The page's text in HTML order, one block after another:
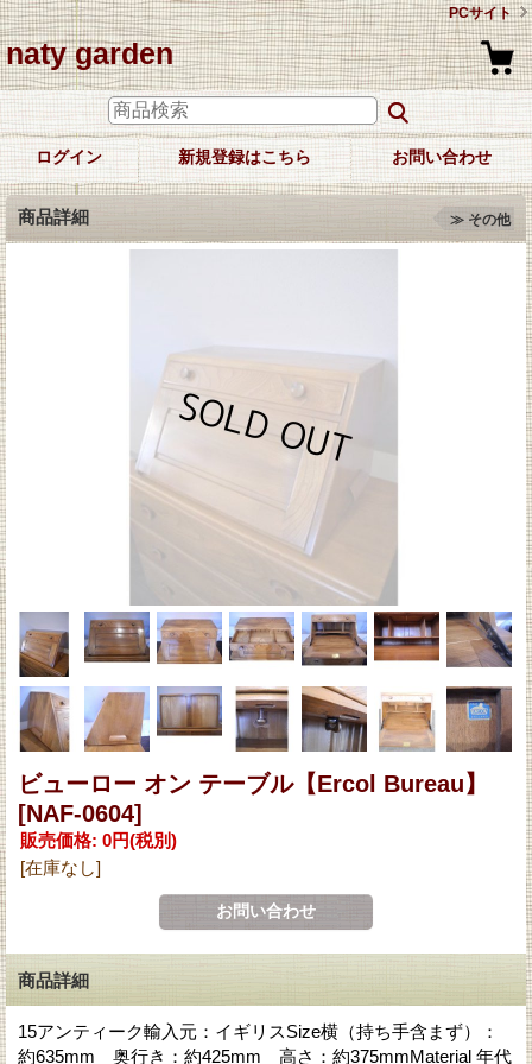
PCサイト
naty garden
ログイン 新規登録はこちら お問い合わせ
商品詳細 ≫ その他
ビューロー オン テーブル【Ercol Bureau】
[NAF-0604]
販売価格: 0円(税別)
[在庫なし]
商品詳細
15アンティーク輸入元：イギリスSize横（持ち手含まず）：
約635mm 奥行き：約425mm 高さ：約375mmMaterial 年代